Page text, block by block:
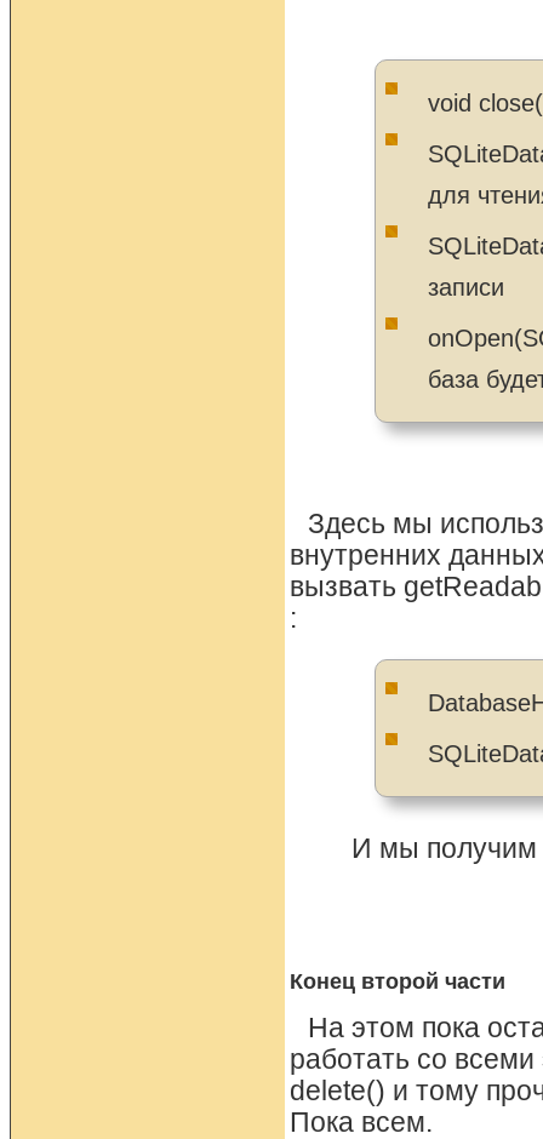
void
для
записи
база
Здесь мы
внутренних
вызвать
:
И мы получим
Конец второй части
На этом пока
работать со
delete() и тому
Пока всем.